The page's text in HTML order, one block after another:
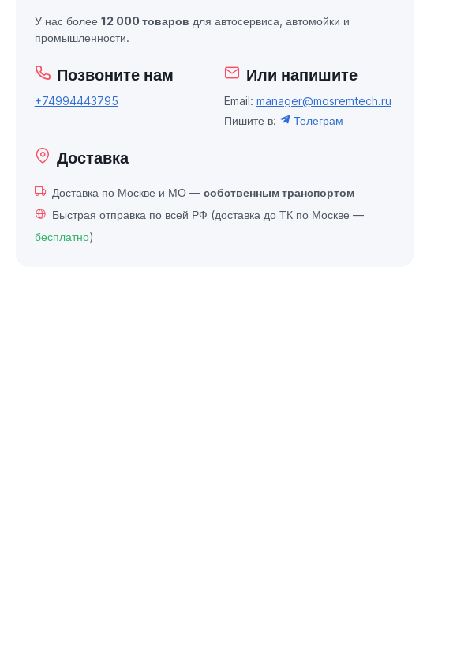
У нас более 12 000 товаров для автосервиса, автомойки и
промышленности.
Позвоните нам
+74994443795
Или напишите
Email:manager@mosremtech.ru
Пишите в:
Телеграм
Доставка
Доставка по Москве и МО — собственным транспортом
Быстрая отправка по всей РФ (доставка до ТК по Москве —
бесплатно)